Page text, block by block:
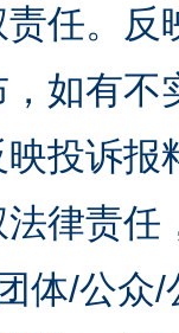
任。
如有
投诉
律责
体/公众